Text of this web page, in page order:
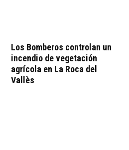
Los Bomberos controlan un
incendio de vegetación
agrícola en La Roca del
Vallès